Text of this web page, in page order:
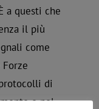
a questi che
il più
come
di
e nel